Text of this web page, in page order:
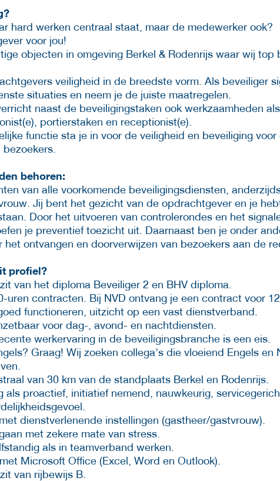
hard werken centraal staat, maar de medewerker ook?
voor jou!
objecten in omgeving Berkel & Rodenrijs waar wij top
veiligheid in de breedste vorm. Als beveiliger
situaties en neem je de juiste maatregelen.
naast de beveiligingstaken ook werkzaamheden als
portierstaken en receptionist(e).
functie sta je in voor de veiligheid en beveiliging voor
behoren:
van alle voorkomende beveiligingsdiensten,
Jij bent het gezicht van de opdrachtgever en je
Door het uitvoeren van controlerondes en het
je preventief toezicht uit. Daarnaast ben je onder
het ontvangen en doorverwijzen van bezoekers aan de
profiel?
van het diploma Beveiliger 2 en BHV diploma.
uren contracten. Bij NVD ontvang je een contract voor
functioneren, uitzicht op een vast dienstverband.
voor dag-, avond- en nachtdiensten.
werkervaring in de beveiligingsbranche is een eis.
Graag! Wij zoeken collega’s die vloeiend Engels en
van 30 km van de standplaats Berkel en Rodenrijs.
als proactief, initiatief nemend, nauwkeurig,
dienstverlenende instellingen (gastheer/gastvrouw).
met zekere mate van stress.
als in teamverband werken.
Microsoft Office (Excel, Word en Outlook).
van rijbewijs B.